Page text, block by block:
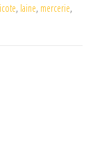
, laine, mercerie,